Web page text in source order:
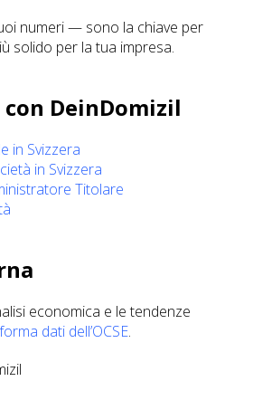
numeri — sono la chiave per
solido per la tua impresa.
DeinDomizil
in Svizzera
in Svizzera
Titolare
economica e le tendenze
dati dell’OCSE.